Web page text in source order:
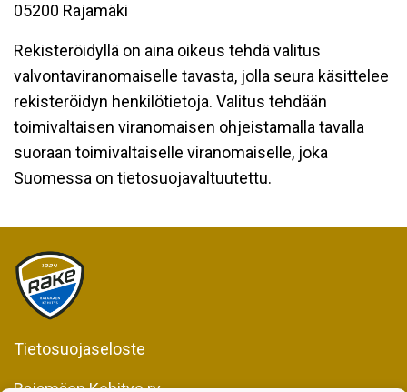
05200 Rajamäki
Rekisteröidyllä on aina oikeus tehdä valitus
valvontaviranomaiselle tavasta, jolla seura käsittelee
rekisteröidyn henkilötietoja. Valitus tehdään
toimivaltaisen viranomaisen ohjeistamalla tavalla
suoraan toimivaltaiselle viranomaiselle, joka
Suomessa on tietosuojavaltuutettu.
Tietosuojaseloste